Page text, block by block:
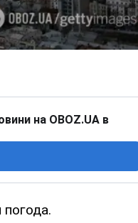
на OBOZ.UA в
погода.